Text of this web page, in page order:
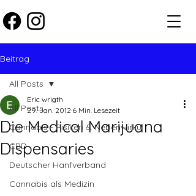
Beitrag
All Posts
Cannabis - Risiken & Nebenwirku
CBD
Deutscher Hanfverband
Cannabis als Medizin
All Posts
Die Medical Marijuana
Dispensaries
Eric wrigth
29. Jan. 2012 6 Min. Lesezeit